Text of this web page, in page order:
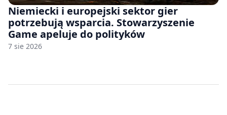
Niemiecki i europejski sektor gier
potrzebują wsparcia. Stowarzyszenie
Game apeluje do polityków
7 sie 2026